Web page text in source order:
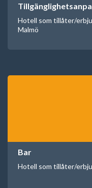
Hotell som tillåter/
Malmö
Bar
Hotell som tillåter/